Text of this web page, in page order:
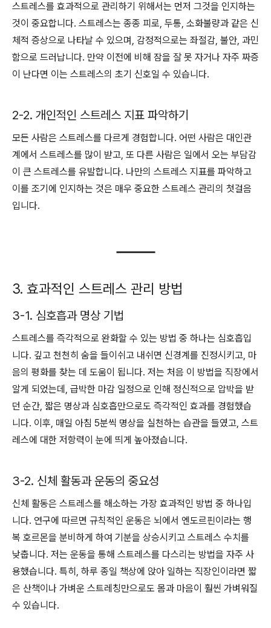
스트레스를 효과적으로 관리하기 위해서는 먼저 그것을 인지하는
것이 중요합니다. 스트레스는 종종 피로, 두통, 소화불량과 같은 신
체적 증상으로 나타날 수 있으며, 감정적으로는 좌절감, 불안, 과민
함으로 드러납니다. 만약 이전에 비해 잠을 잘 못 자거나 자주 짜증
이 난다면 이는 스트레스의 초기 신호일 수 있습니다.
2-2. 개인적인 스트레스 지표 파악하기
모든 사람은 스트레스를 다르게 경험합니다. 어떤 사람은 대인관
계에서 스트레스를 많이 받고, 또 다른 사람은 일에서 오는 부담감
이 큰 스트레스를 유발합니다. 나만의 스트레스 지표를 파악하고
이를 조기에 인지하는 것은 매우 중요한 스트레스 관리의 첫걸음
입니다.
3. 효과적인 스트레스 관리 방법
3-1. 심호흡과 명상 기법
스트레스를 즉각적으로 완화할 수 있는 방법 중 하나는 심호흡입
니다. 깊고 천천히 숨을 들이쉬고 내쉬면 신경계를 진정시키고, 마
음의 평화를 찾는 데 도움이 됩니다. 저는 처음 이 방법을 직장에서
알게 되었는데, 급박한 마감 일정으로 인해 정신적으로 압박을 받
던 순간, 짧은 명상과 심호흡만으로도 즉각적인 효과를 경험했습
니다. 이후, 매일 아침 5분씩 명상을 실천하는 습관을 들였고, 스트
레스에 대한 저항력이 눈에 띄게 높아졌습니다.
3-2. 신체 활동과 운동의 중요성
신체 활동은 스트레스를 해소하는 가장 효과적인 방법 중 하나입
니다. 연구에 따르면 규칙적인 운동은 뇌에서 엔도르핀이라는 행
복 호르몬을 분비하게 하여 기분을 상승시키고 스트레스 수치를
낮춥니다. 저는 운동을 통해 스트레스를 다스리는 방법을 자주 사
용했습니다. 특히, 하루 종일 책상에 앉아 일하는 직장인이라면 짧
은 산책이나 가벼운 스트레칭만으로도 몸과 마음이 훨씬 가벼워질
수 있습니다.